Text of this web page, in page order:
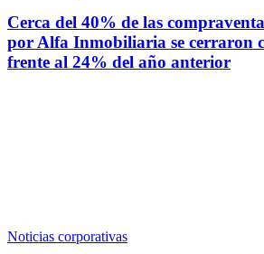
Cerca del 40% de las
por Alfa Inmobiliaria se cerraron
frente al 24% del año anterior
Noticias corporativas